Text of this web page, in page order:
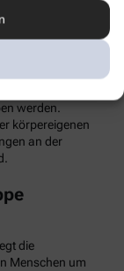
die aber
einer Grippe
üblicherweise
werden.
körpereigenen
an der
die
Menschen um